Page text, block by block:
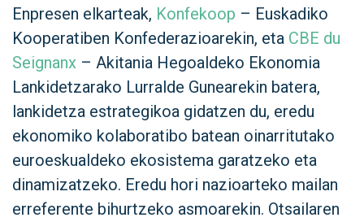
Enpresen elkarteak, Konfekoop – Euskadiko
Kooperatiben Konfederazioarekin, eta CBE du
Seignanx – Akitania Hegoaldeko Ekonomia
Lankidetzarako Lurralde Gunearekin batera,
lankidetza estrategikoa gidatzen du, eredu
ekonomiko kolaboratibo batean oinarritutako
euroeskualdeko ekosistema garatzeko eta
dinamizatzeko. Eredu hori nazioarteko mailan
erreferente bihurtzeko asmoarekin. Otsailaren